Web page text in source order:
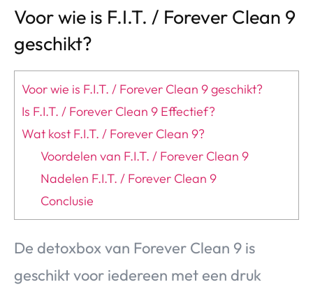
Voor wie is F.I.T. / Forever Clean 9
geschikt?
Voor wie is F.I.T. / Forever Clean 9 geschikt?
Is F.I.T. / Forever Clean 9 Effectief?
Wat kost F.I.T. / Forever Clean 9?
Voordelen van F.I.T. / Forever Clean 9
Nadelen F.I.T. / Forever Clean 9
Conclusie
De detoxbox van Forever Clean 9 is
geschikt voor iedereen met een druk